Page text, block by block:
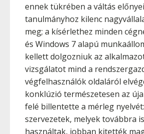
ennek tükrében a váltás
tanulmányhoz kilenc
meg; a kísérlethez minden
és Windows 7 alapú
kellett dolgozniuk az
vizsgálatot mind a
végfelhasználók oldaláról
konklúzió természetesen az
felé billentette a mérleg
szervezetek, melyek továbbra
használtak, jobban kitették